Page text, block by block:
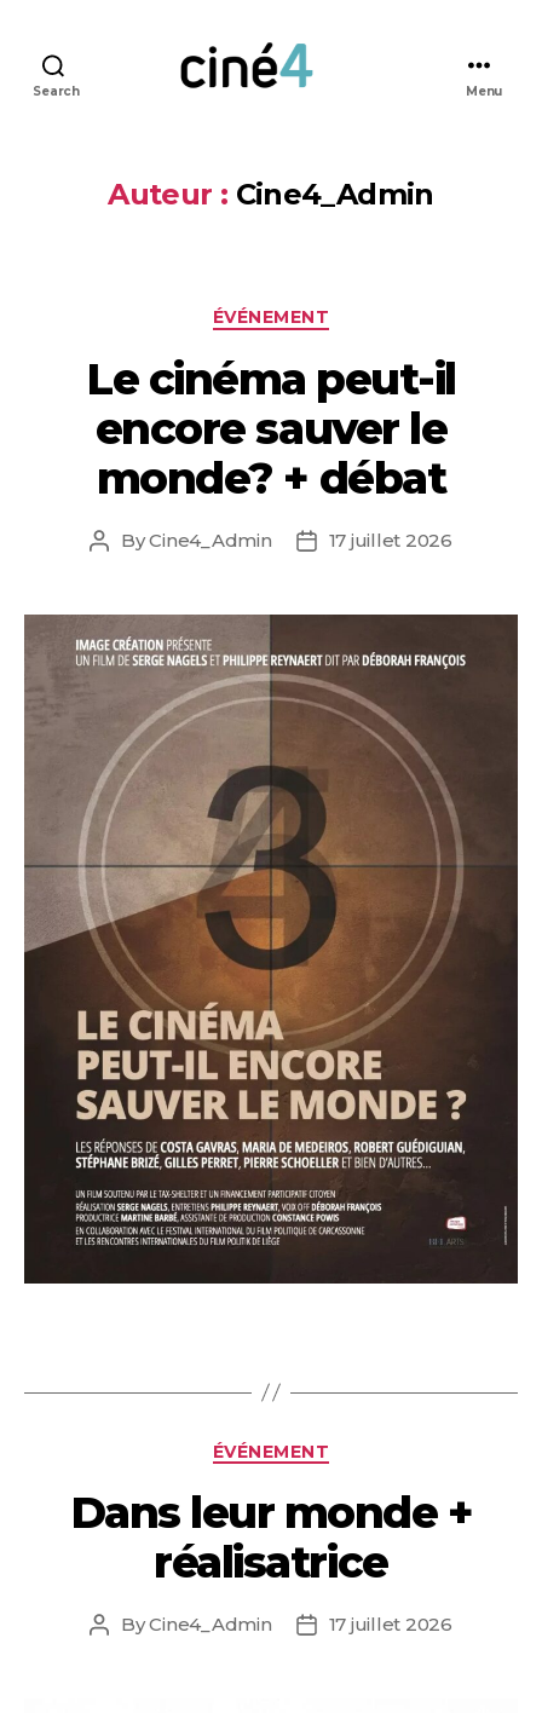
Search Menu
Auteur : Cine4_Admin
Categories
ÉVÉNEMENT
Le cinéma peut-il
encore sauver le
monde? + débat
Post
ByCine4_Admin
Post17 juillet 2026
Categories
ÉVÉNEMENT
Dans leur monde +
réalisatrice
Post
ByCine4_Admin
Post17 juillet 2026